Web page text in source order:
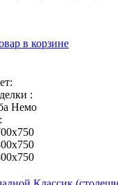
в корзине
:
Немо